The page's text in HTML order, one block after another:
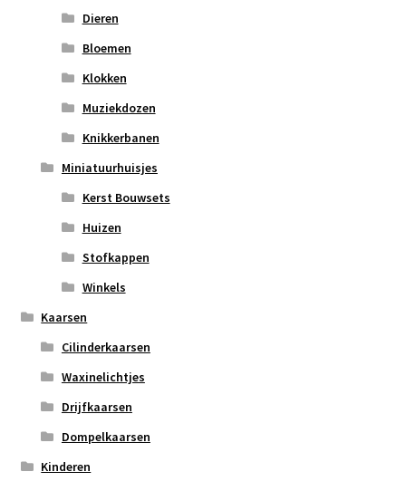
Dieren
Bloemen
Klokken
Muziekdozen
Knikkerbanen
Miniatuurhuisjes
Kerst Bouwsets
Huizen
Stofkappen
Winkels
Kaarsen
Cilinderkaarsen
Waxinelichtjes
Drijfkaarsen
Dompelkaarsen
Kinderen